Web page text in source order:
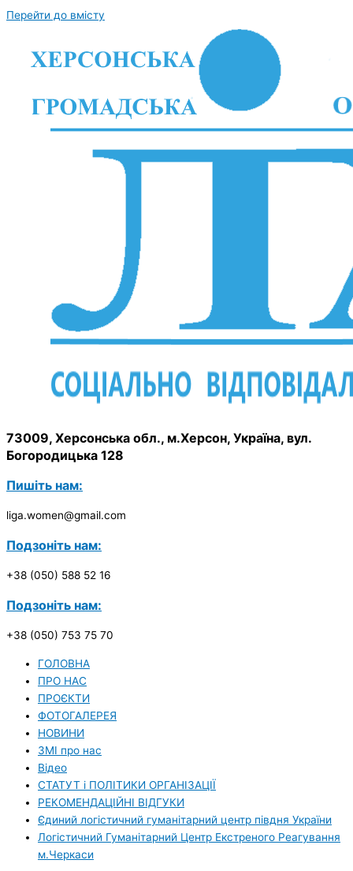
Перейти до вмісту
73009, Херсонська обл., м.Херсон, Україна, вул.
Богородицька 128
Пишіть нам:
liga.women@gmail.com
Подзоніть нам:
+38 (050) 588 52 16
Подзоніть нам:
+38 (050) 753 75 70
ГОЛОВНА
ПРО НАС
ПРОЄКТИ
ФОТОГАЛЕРЕЯ
НОВИНИ
ЗМI про нас
Вiдео
СТАТУТ і ПОЛІТИКИ ОРГАНІЗАЦІЇ
РЕКОМЕНДАЦІЙНІ ВІДГУКИ
Єдиний логістичний гуманітарний центр півдня України
Логістичний Гуманітарний Центр Екстреного Реагування
м.Черкаси